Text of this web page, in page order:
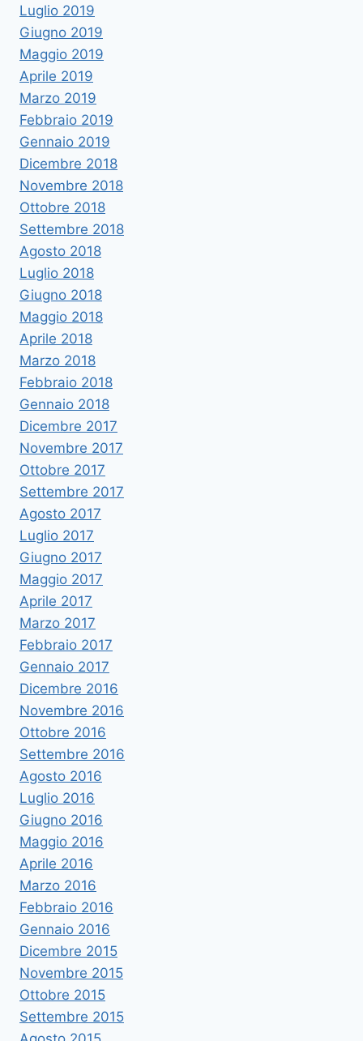
Luglio 2019
Giugno 2019
Maggio 2019
Aprile 2019
Marzo 2019
Febbraio 2019
Gennaio 2019
Dicembre 2018
Novembre 2018
Ottobre 2018
Settembre 2018
Agosto 2018
Luglio 2018
Giugno 2018
Maggio 2018
Aprile 2018
Marzo 2018
Febbraio 2018
Gennaio 2018
Dicembre 2017
Novembre 2017
Ottobre 2017
Settembre 2017
Agosto 2017
Luglio 2017
Giugno 2017
Maggio 2017
Aprile 2017
Marzo 2017
Febbraio 2017
Gennaio 2017
Dicembre 2016
Novembre 2016
Ottobre 2016
Settembre 2016
Agosto 2016
Luglio 2016
Giugno 2016
Maggio 2016
Aprile 2016
Marzo 2016
Febbraio 2016
Gennaio 2016
Dicembre 2015
Novembre 2015
Ottobre 2015
Settembre 2015